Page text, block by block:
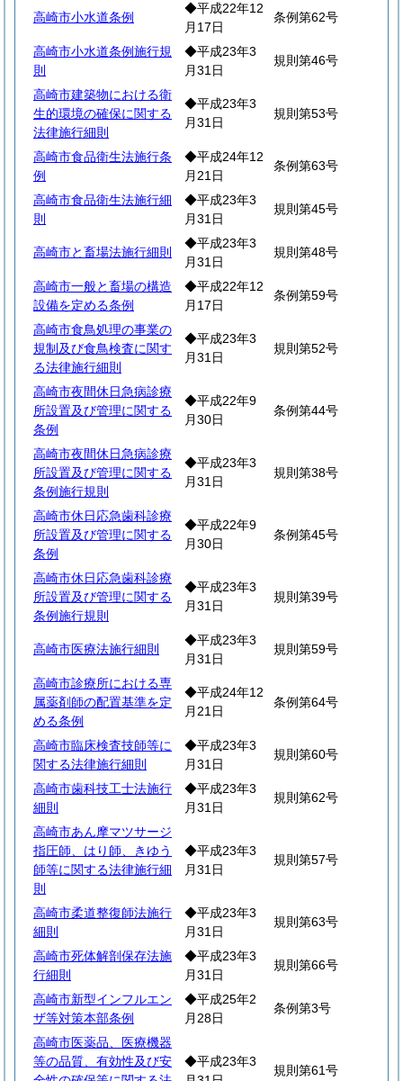
高崎市小水道条例
◆平成22年12
月17日
条例第62号
高崎市小水道条例施行規
則
◆平成23年3
月31日
規則第46号
高崎市建築物における衛
生的環境の確保に関する
法律施行細則
◆平成23年3
月31日
規則第53号
高崎市食品衛生法施行条
例
◆平成24年12
月21日
条例第63号
高崎市食品衛生法施行細
則
◆平成23年3
月31日
規則第45号
高崎市と畜場法施行細則
◆平成23年3
月31日
規則第48号
高崎市一般と畜場の構造
設備を定める条例
◆平成22年12
月17日
条例第59号
高崎市食鳥処理の事業の
規制及び食鳥検査に関す
る法律施行細則
◆平成23年3
月31日
規則第52号
高崎市夜間休日急病診療
所設置及び管理に関する
条例
◆平成22年9
月30日
条例第44号
高崎市夜間休日急病診療
所設置及び管理に関する
条例施行規則
◆平成23年3
月31日
規則第38号
高崎市休日応急歯科診療
所設置及び管理に関する
条例
◆平成22年9
月30日
条例第45号
高崎市休日応急歯科診療
所設置及び管理に関する
条例施行規則
◆平成23年3
月31日
規則第39号
高崎市医療法施行細則
◆平成23年3
月31日
規則第59号
高崎市診療所における専
属薬剤師の配置基準を定
める条例
◆平成24年12
月21日
条例第64号
高崎市臨床検査技師等に
関する法律施行細則
◆平成23年3
月31日
規則第60号
高崎市歯科技工士法施行
細則
◆平成23年3
月31日
規則第62号
高崎市あん摩マツサージ
指圧師、はり師、きゆう
師等に関する法律施行細
則
◆平成23年3
月31日
規則第57号
高崎市柔道整復師法施行
細則
◆平成23年3
月31日
規則第63号
高崎市死体解剖保存法施
行細則
◆平成23年3
月31日
規則第66号
高崎市新型インフルエン
ザ等対策本部条例
◆平成25年2
月28日
条例第3号
高崎市医薬品、医療機器
等の品質、有効性及び安
◆平成23年3
規則第61号